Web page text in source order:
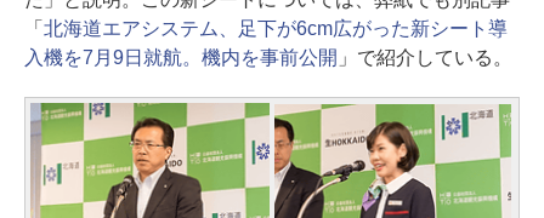
「 北海道エアシステム、足下が6cm広がった新シート導
入機を7月9日就航。機内を事前公開 」で紹介している。